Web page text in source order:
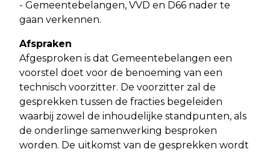
- Gemeentebelangen, VVD en D66 nader te
gaan verkennen.
Afspraken
Afgesproken is dat Gemeentebelangen een
voorstel doet voor de benoeming van een
technisch voorzitter. De voorzitter zal de
gesprekken tussen de fracties begeleiden
waarbij zowel de inhoudelijke standpunten, als
de onderlinge samenwerking besproken
worden. De uitkomst van de gesprekken wordt